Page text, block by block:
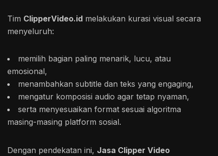
Tim ClipperVideo.id melakukan kurasi visual secara
menyeluruh:
memilih bagian paling menarik, lucu, atau
emosional,
menambahkan subtitle dan teks yang engaging,
mengatur komposisi audio agar tetap nyaman,
serta menyesuaikan format sesuai algoritma
masing-masing platform sosial.
Dengan pendekatan ini, Jasa Clipper Video